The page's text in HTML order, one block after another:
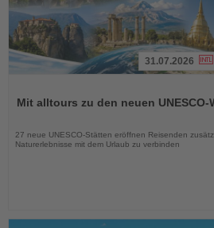
die
31.07.2026
Mit alltours zu den neuen
27 neue UNESCO-Stätten eröffnen Reisenden
Naturerlebnisse mit dem Urlaub zu verbinden